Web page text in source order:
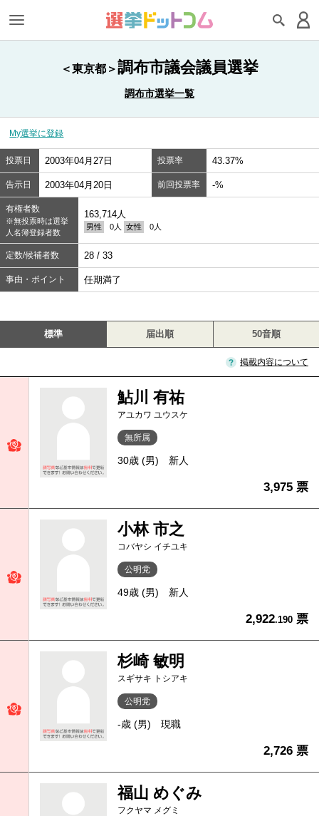
＜東京都＞調布市議会議員選挙
調布市選挙一覧
My選挙に登録
投票日 2003年04月27日 投票率 43.37%
告示日 2003年04月20日 前回投票率 -%
有権者数
※無投票時は選挙
人名簿登録者数
163,714人
男性 0人 女性 0人
定数/候補者数 28 / 33
事由・ポイント 任期満了
標準 届出順 50音順
掲載内容について
鮎川 有祐
アユカワ ユウスケ
無所属
30歳 (男) 新人
3,975 票
小林 市之
コバヤシ イチユキ
公明党
49歳 (男) 新人
2,922.190 票
杉崎 敏明
スギサキ トシアキ
公明党
-歳 (男) 現職
2,726 票
福山 めぐみ
フクヤマ メグミ